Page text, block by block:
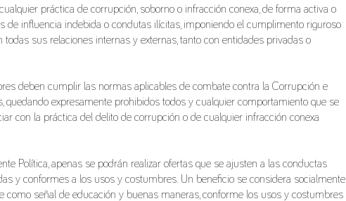
práctica de corrupción, soborno o infracción conexa, de forma activa o
de influencia indebida o condutas ilícitas, imponiendo el cumplimento riguroso
todas sus relaciones internas y externas, tanto con entidades privadas o
deben cumplir las normas aplicables de combate contra la Corrupción e
quedando expresamente prohibidos todos y cualquier comportamiento que se
con la práctica del delito de corrupción o de cualquier infracción conexa
Política, apenas se podrán realizar ofertas que se ajusten a las conductas
y conformes a los usos y costumbres. Un beneficio se considera socialmente
como señal de educación y buenas maneras, conforme los usos y costumbres